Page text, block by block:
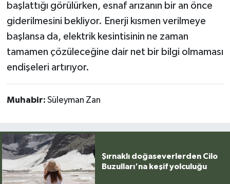
başlattığı görülürken, esnaf arızanın bir an önce
giderilmesini bekliyor. Enerji kısmen verilmeye
başlansa da, elektrik kesintisinin ne zaman
tamamen çözüleceğine dair net bir bilgi olmaması
endişeleri artırıyor.
Muhabir: Süleyman Zan
Şırnaklı doğaseverlerden Cilo
Buzulları'na keşif yolculuğu